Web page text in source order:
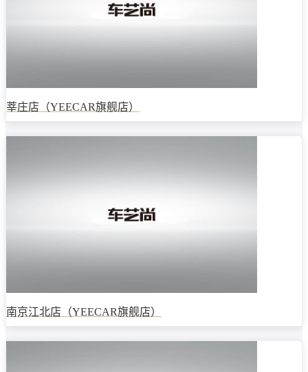
莘庄店（YEECAR旗舰店）
南京江北店（YEECAR旗舰店）